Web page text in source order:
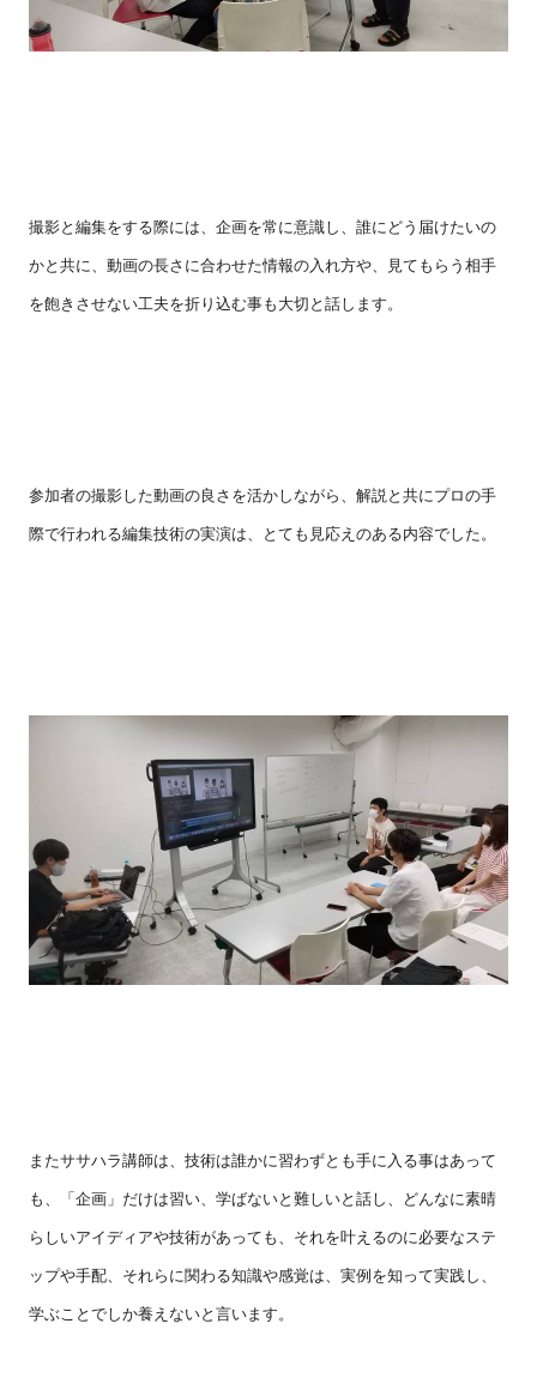
撮影と編集をする際には、企画を常に意識し、誰にどう届けたいの
かと共に、動画の長さに合わせた情報の入れ方や、見てもらう相手
を飽きさせない工夫を折り込む事も大切と話します。
参加者の撮影した動画の良さを活かしながら、解説と共にプロの手
際で行われる編集技術の実演は、とても見応えのある内容でした。
またササハラ講師は、技術は誰かに習わずとも手に入る事はあって
も、「企画」だけは習い、学ばないと難しいと話し、どんなに素晴
らしいアイディアや技術があっても、それを叶えるのに必要なステ
ップや手配、それらに関わる知識や感覚は、実例を知って実践し、
学ぶことでしか養えないと言います。